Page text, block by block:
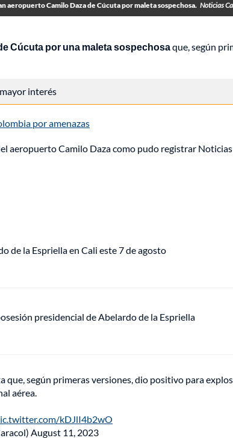
aeropuerto Camilo Daza de Cúcuta por maleta sospechosa. Noticias
Cúcuta por una maleta sospechosaque, según
interés
por amenazas
aeropuerto Camilo Daza como pudo registrar Noticias
de la Espriella en Cali este 7 de agosto
presidencial de Abelardo de la Espriella
según primeras versiones, dio positivo para
aérea.
kDJlI4b2wO
August 11, 2023